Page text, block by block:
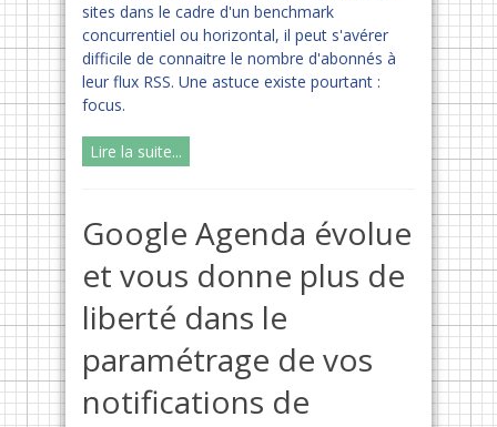
sites dans le cadre d'un benchmark
concurrentiel ou horizontal, il peut s'avérer
difficile de connaitre le nombre d'abonnés à
leur flux RSS. Une astuce existe pourtant :
focus.
Lire la suite...
Google Agenda évolue
et vous donne plus de
liberté dans le
paramétrage de vos
notifications de